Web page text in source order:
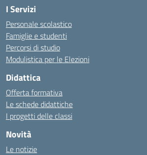
I Servizi
Personale scolastico
Famiglie e studenti
Percorsi di studio
Modulistica per le Elezioni
Didattica
Offerta formativa
Le schede didattiche
I progetti delle classi
Novità
Le notizie